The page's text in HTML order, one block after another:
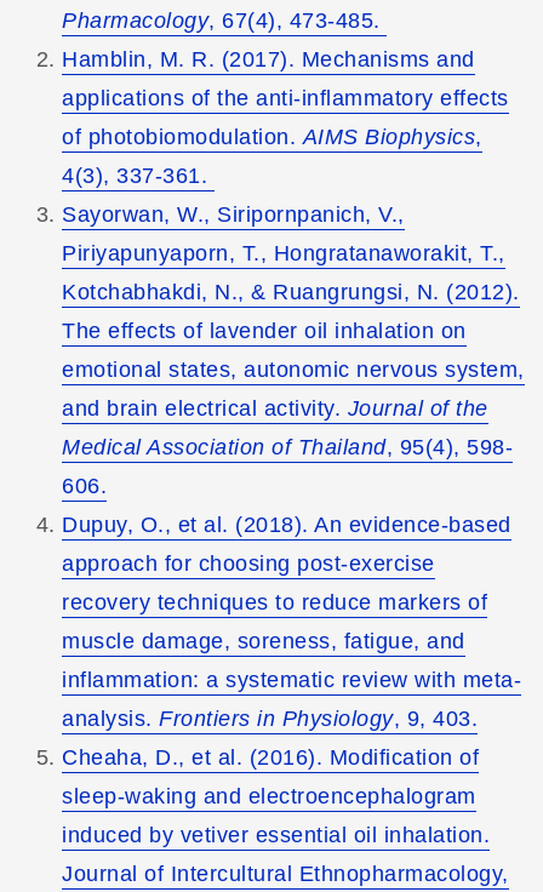
Pharmacology, 67(4), 473-485.
Hamblin, M. R. (2017). Mechanisms and
applications of the anti-inflammatory effects
of photobiomodulation.AIMS Biophysics,
4(3), 337-361.
Sayorwan, W., Siripornpanich, V.,
Piriyapunyaporn, T., Hongratanaworakit, T.,
Kotchabhakdi, N., & Ruangrungsi, N. (2012).
The effects of lavender oil inhalation on
emotional states, autonomic nervous system,
and brain electrical activity. Journal of the
Medical Association of Thailand, 95(4), 598-
606.
Dupuy, O., et al. (2018). An evidence-based
approach for choosing post-exercise
recovery techniques to reduce markers of
muscle damage, soreness, fatigue, and
inflammation: a systematic review with meta-
analysis.Frontiers in Physiology, 9, 403.
Cheaha, D., et al. (2016). Modification of
sleep-waking and electroencephalogram
induced by vetiver essential oil inhalation.
Journal of Intercultural Ethnopharmacology,